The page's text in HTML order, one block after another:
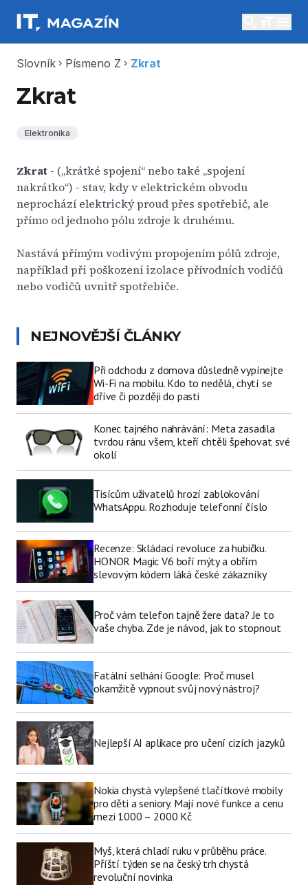
Slovník chevron_right Písmeno Z chevron_right Zkrat
Zkrat
Elektronika
Zkrat - („krátké spojení“ nebo také „spojení
nakrátko“) - stav, kdy v elektrickém obvodu
neprochází elektrický proud přes spotřebič, ale
přímo od jednoho pólu zdroje k druhému.
Nastává přímým vodivým propojením pólů zdroje,
například při poškození izolace přívodních vodičů
nebo vodičů uvnitř spotřebiče.
NEJNOVĚJŠÍ ČLÁNKY
Při odchodu z domova důsledně vypínejte
Wi-Fi na mobilu. Kdo to nedělá, chytí se
dříve či později do pasti
Konec tajného nahrávání: Meta zasadila
tvrdou ránu všem, kteří chtěli špehovat své
okolí
Tisícům uživatelů hrozí zablokování
WhatsAppu. Rozhoduje telefonní číslo
Recenze: Skládací revoluce za hubičku.
HONOR Magic V6 boří mýty a obřím
slevovým kódem láká české zákazníky
Proč vám telefon tajně žere data? Je to
vaše chyba. Zde je návod, jak to stopnout
Fatální selhání Google: Proč musel
okamžitě vypnout svůj nový nástroj?
Nejlepší AI aplikace pro učení cizích jazyků
Nokia chystá vylepšené tlačítkové mobily
pro děti a seniory. Mají nové funkce a cenu
mezi 1000 – 2000 Kč
Myš, která chladí ruku v průběhu práce.
Příští týden se na český trh chystá
revoluční novinka